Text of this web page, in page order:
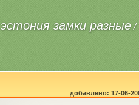
эстония замки разные/
добавлено: 17-06-